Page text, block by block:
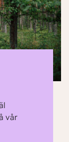
vår